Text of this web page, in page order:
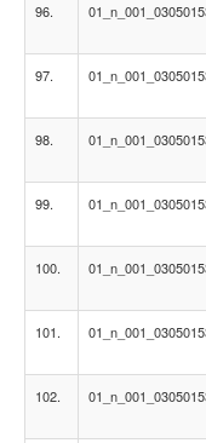
96.
97.
98.
99.
100.
101.
102.